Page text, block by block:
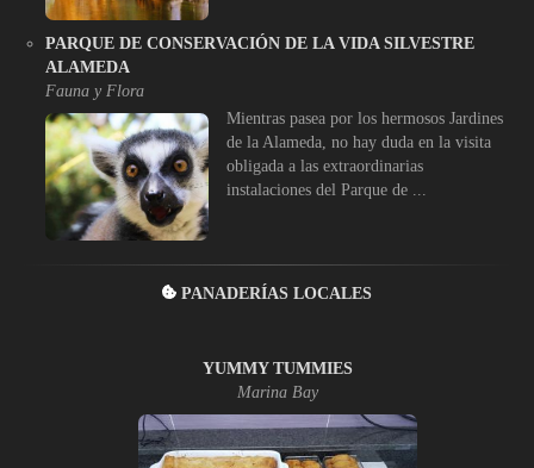
PARQUE DE CONSERVACIÓN DE LA VIDA SILVESTRE
ALAMEDA
Fauna y Flora
Mientras pasea por los hermosos Jardines
de la Alameda, no hay duda en la visita
obligada a las extraordinarias
instalaciones del Parque de ...
PANADERÍAS LOCALES
YUMMY TUMMIES
Marina Bay